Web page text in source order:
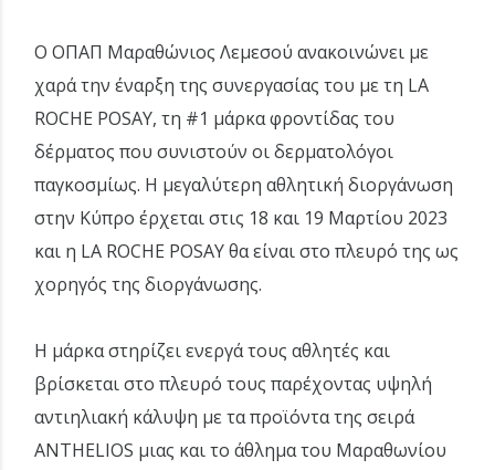
Ο ΟΠΑΠ Μαραθώνιος Λεμεσού ανακοινώνει με
χαρά την έναρξη της συνεργασίας του με τη LA
ROCHE POSAY, τη #1 μάρκα φροντίδας του
δέρματος που συνιστούν οι δερματολόγοι
παγκοσμίως. Η μεγαλύτερη αθλητική διοργάνωση
στην Κύπρο έρχεται στις 18 και 19 Μαρτίου 2023
και η LA ROCHE POSAY θα είναι στο πλευρό της ως
χορηγός της διοργάνωσης.
Η μάρκα στηρίζει ενεργά τους αθλητές και
βρίσκεται στο πλευρό τους παρέχοντας υψηλή
αντιηλιακή κάλυψη με τα προϊόντα της σειρά
ANTHELIOS μιας και το άθλημα του Μαραθωνίου